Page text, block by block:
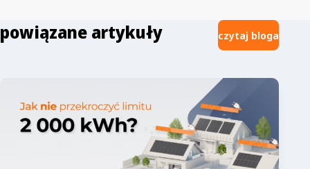
powiązane artykuły czytaj bloga